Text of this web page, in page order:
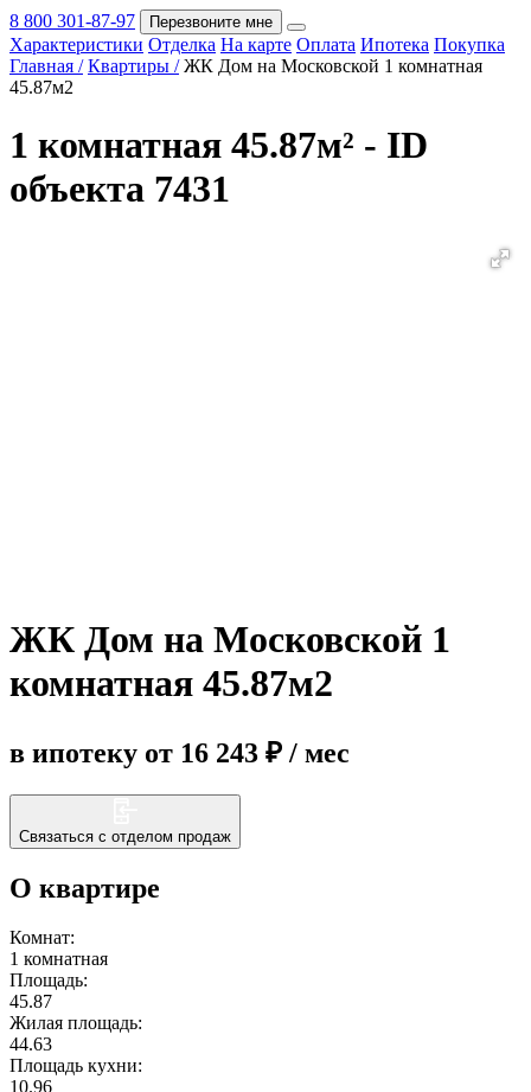
Покупка
8 800 301-87-97 Перезвоните мне
Характеристики Отделка На карте Оплата Ипотека Покупка
Главная / Квартиры / ЖК Дом на Московской 1 комнатная
45.87м2
1 комнатная 45.87м² - ID
объекта 7431
ЖК Дом на Московской 1
комнатная 45.87м2
в ипотеку от 16 243 ₽ / мес
Связаться с отделом продаж
О квартире
Комнат:
1 комнатная
Площадь:
45.87
Жилая площадь:
44.63
Площадь кухни:
10.96